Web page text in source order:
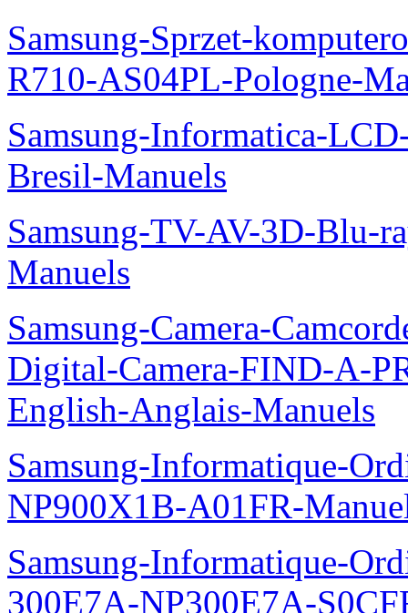
Samsung-Sprzet-
R710-AS04PL-Pologne-
Samsung-Informatica-
Bresil-Manuels
Samsung-TV-AV-3D-Blu-
Manuels
Samsung-Camera-
Digital-Camera-FIND-A-
English-Anglais-Manuels
Samsung-Informatique-
NP900X1B-A01FR-
Samsung-Informatique-
300E7A-NP300E7A-